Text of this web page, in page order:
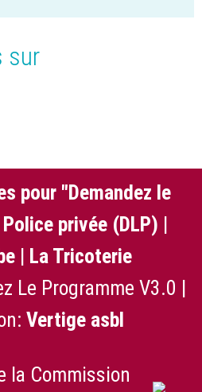
sur
pour "Demandez le
Police privée (DLP) |
| La Tricoterie
Le Programme V3.0 |
Vertige asbl
la Commission